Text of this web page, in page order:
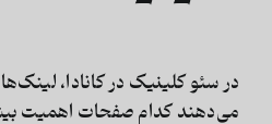
درسئو کلینیک در کانادا،
می‌دهند کدام صفحات اهمیت